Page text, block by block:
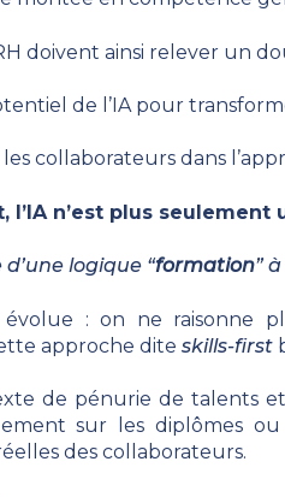
doivent ainsi relever un
de l’IA pour
collaborateurs dans
l’IA n’est plus
logique “formation”
évolue : on ne raisonne
approche dite skills-first
de pénurie de talents
sur les diplômes
des collaborateurs.